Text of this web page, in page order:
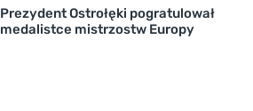
Prezydent Ostrołęki pogratulował
medalistce mistrzostw Europy